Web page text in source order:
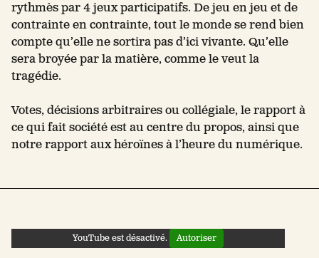
rythmès par 4 jeux participatifs. De jeu en jeu et de
contrainte en contrainte, tout le monde se rend bien
compte qu’elle ne sortira pas d’ici vivante. Qu’elle
sera broyée par la matière, comme le veut la
tragédie.
Votes, décisions arbitraires ou collégiale, le rapport à
ce qui fait société est au centre du propos, ainsi que
notre rapport aux héroïnes à l’heure du numérique.
YouTube est désactivé. Autoriser